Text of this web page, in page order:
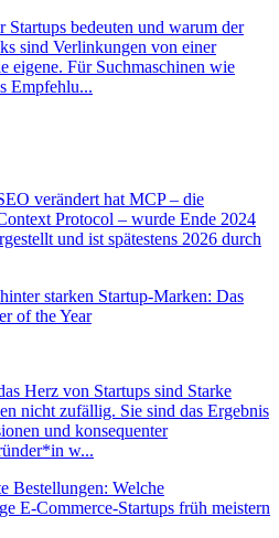
bedeuten und warum der
sind Verlinkungen von einer
eigene. Für Suchmaschinen wie
Empfehlu...
verändert hat MCP – die
Protocol – wurde Ende 2024
und ist spätestens 2026 durch
starken Startup-Marken: Das
of the Year
Herz von Startups sind Starke
nicht zufällig. Sie sind das Ergebnis
und konsequenter
w...
Bestellungen: Welche
E-Commerce-Startups früh meistern